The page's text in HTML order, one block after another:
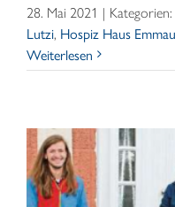
28. Mai 2021 | Kategorien:
Lutzi, Hospiz Haus
Weiterlesen